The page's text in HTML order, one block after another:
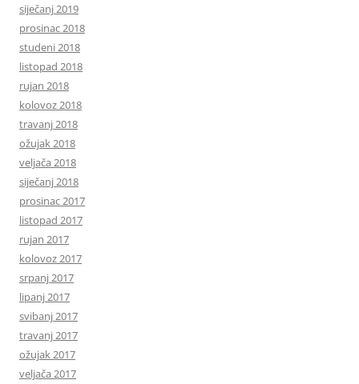
siječanj 2019
prosinac 2018
studeni 2018
listopad 2018
rujan 2018
kolovoz 2018
travanj 2018
ožujak 2018
veljača 2018
siječanj 2018
prosinac 2017
listopad 2017
rujan 2017
kolovoz 2017
srpanj 2017
lipanj 2017
svibanj 2017
travanj 2017
ožujak 2017
veljača 2017